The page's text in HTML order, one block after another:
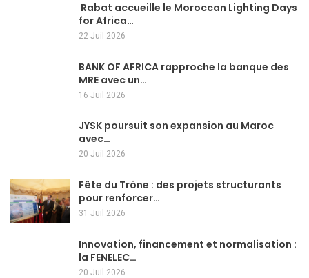
Rabat accueille le Moroccan Lighting Days
for Africa…
22 Juil 2026
BANK OF AFRICA rapproche la banque des
MRE avec un…
16 Juil 2026
JYSK poursuit son expansion au Maroc
avec…
20 Juil 2026
Fête du Trône : des projets structurants
pour renforcer…
31 Juil 2026
Innovation, financement et normalisation :
la FENELEC…
20 Juil 2026